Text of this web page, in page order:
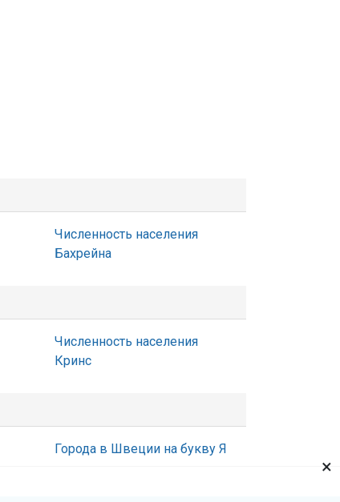
Численность населения
Бахрейна
Численность населения
Кринс
Города в Швеции на букву Я
×